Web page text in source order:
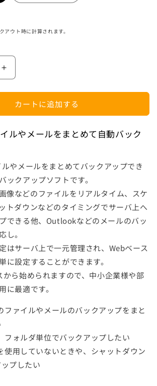
アウト時に計算されます。
LB
バ
ア
ッ
プ
パ
ッ
ケ
ー
ジ
版
の
数
を
や
す
カートに追加する
ルやメールをまとめて自動バック
やメールをまとめてバックアップでき
ックアップソフトです。
像などのファイルをリアルタイム、スケ
トダウンなどのタイミングでサーバ上へ
できる他、Outlookなどのメールのバッ
し。
はサーバ上で一元管理され、Webベース
に設定することができます。
から始められますので、中小企業様や部
に最適です。
ファイルやメールのバックアップをまと
フォルダ単位でバックアップしたい
使用していないときや、シャットダウン
プしたい